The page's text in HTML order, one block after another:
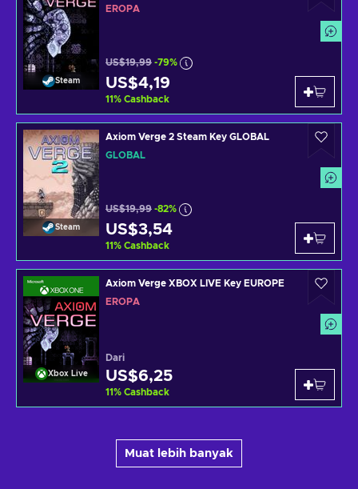
Steam
EROPA
US$19,99 -79%
US$4,19
11% Cashback
Steam
Axiom Verge 2 Steam Key GLOBAL
GLOBAL
US$19,99 -82%
US$3,54
11% Cashback
Xbox Live
Axiom Verge XBOX LIVE Key EUROPE
EROPA
Dari
US$6,25
11% Cashback
Muat lebih banyak